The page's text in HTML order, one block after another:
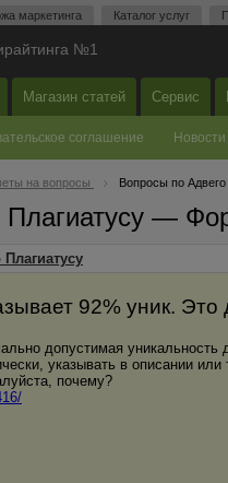
маркетинга Каталог услуг
№1
Магазин статей Сервис
соглашение Новости
на вопросы Вопросы по Адвего
Плагиатусу —
92% уник.
допустимая уникальность
указывать в описании
почему?